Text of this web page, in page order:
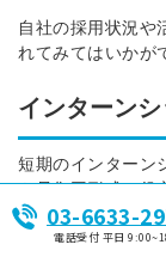
自社の採用状況や
れてみてはいかが
インターン
短期のインターン
や母集団形成に役
受講型の説明会よ
学生の企業に対
03-6633-
電話受付 平日